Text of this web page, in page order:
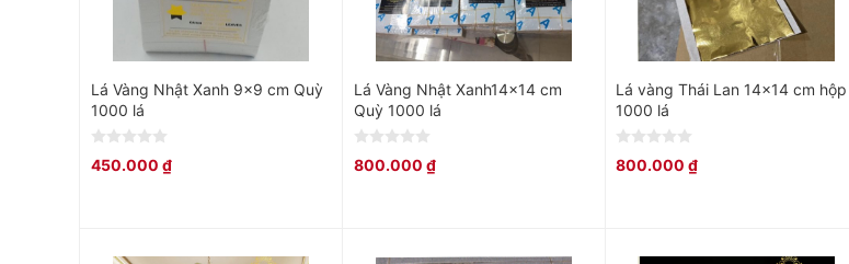
Lá Vàng Nhật Xanh 9×9 cm Quỳ
1000 lá
0
out
450.000 ₫
Lá Vàng Nhật Xanh14x14 cm
Quỳ 1000 lá
0
out
800.000 ₫
Lá vàng Thái Lan 14×14 cm hộp
1000 lá
0
out
800.000₫